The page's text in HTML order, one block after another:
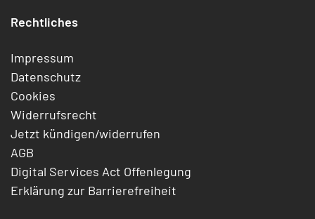
Rechtliches
Impressum
Datenschutz
Cookies
Widerrufsrecht
Jetzt kündigen/widerrufen
AGB
Digital Services Act Offenlegung
Erklärung zur Barrierefreiheit